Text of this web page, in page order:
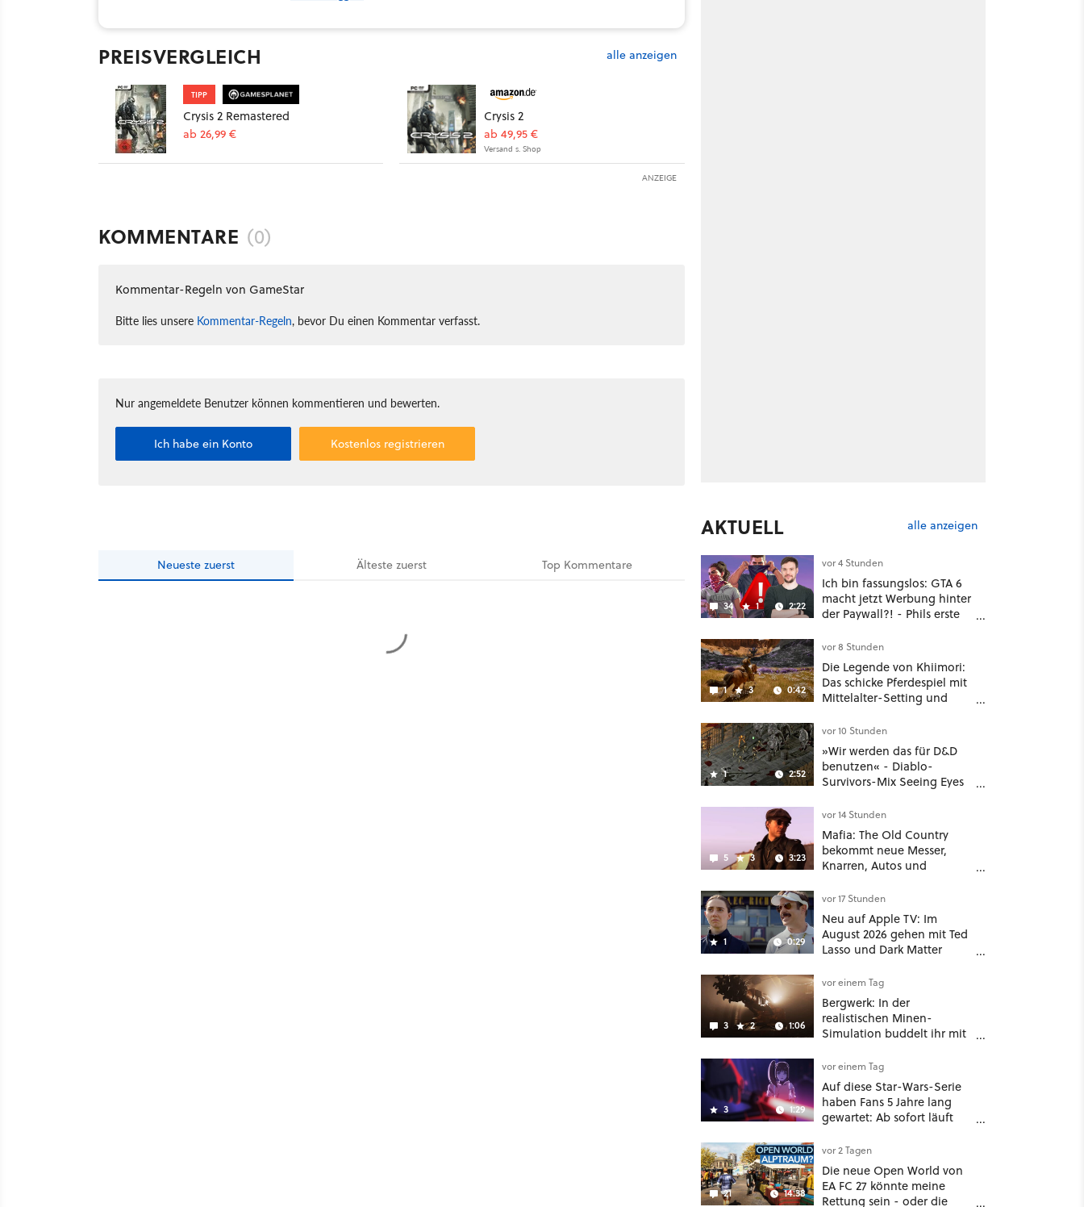
PREISVERGLEICH alle anzeigen
TIPP
Crysis 2 Remastered
ab 26,99 €
Crysis 2
ab 49,95 €
Versand s. Shop
ANZEIGE
KOMMENTARE (0)
Kommentar-Regeln von GameStar
Bitte lies unsere Kommentar-Regeln, bevor Du einen Kommentar verfasst.
Nur angemeldete Benutzer können kommentieren und bewerten.
Ich habe ein Konto Kostenlos registrieren
Neueste zuerst Ältestezuerst Top Kommentare
AKTUELL alle anzeigen
34 1 2:22
vor 4 Stunden
Ich bin fassungslos: GTA 6
macht jetzt Werbung hinter
der Paywall?! - Phils erste
Deal
1 3 0:42
vor 8 Stunden
Die Legende von Khiimori:
Das schicke Pferdespiel mit
Mittelalter-Setting und
noch größer und
gefährlicher
1 2:52
vor 10 Stunden
»Wir werden das für D&D
benutzen« - Diablo-
Survivors-Mix Seeing Eyes
nützliches Map-Tool
5 3 3:23
vor 14 Stunden
Mafia: The Old Country
bekommt neue Messer,
Knarren, Autos und
hat mehr dabei als nur
Story
1 0:29
vor 17 Stunden
Neu auf Apple TV: Im
August 2026 gehen mit Ted
Lasso und Dark Matter
Highlights weiter
3 2 1:06
vor einem Tag
Bergwerk: In der
realistischen Minen-
Simulation buddelt ihr mit
möglichst vorsichtig Kohle
aus
3 1:29
vor einem Tag
Auf diese Star-Wars-Serie
haben Fans 5 Jahre lang
gewartet: Ab sofort läuft
Disney Plus
21 14:38
vor 2 Tagen
Die neue Open World von
EA FC 27 könnte meine
Rettung sein - oder die